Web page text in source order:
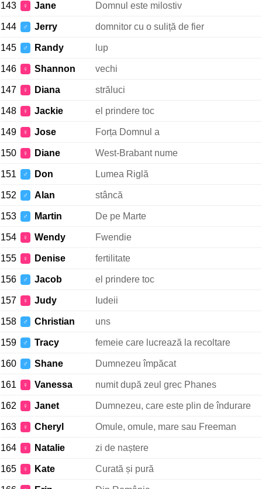
143 ♀ Jane Domnul este milostiv
144 ♂ Jerry domnitor cu o suliță de fier
145 ♂ Randy lup
146 ♀ Shannon vechi
147 ♀ Diana străluci
148 ♀ Jackie el prindere toc
149 ♀ Jose Forța Domnul a
150 ♀ Diane West-Brabant nume
151 ♂ Don Lumea Riglă
152 ♂ Alan stâncă
153 ♂ Martin De pe Marte
154 ♀ Wendy Fwendie
155 ♀ Denise fertilitate
156 ♂ Jacob el prindere toc
157 ♀ Judy Iudeii
158 ♂ Christian uns
159 ♂ Tracy femeie care lucrează la recoltare
160 ♂ Shane Dumnezeu împăcat
161 ♀ Vanessa numit după zeul grec Phanes
162 ♀ Janet Dumnezeu, care este plin de îndurare
163 ♀ Cheryl Omule, omule, mare sau Freeman
164 ♀ Natalie zi de naștere
165 ♀ Kate Curată și pură